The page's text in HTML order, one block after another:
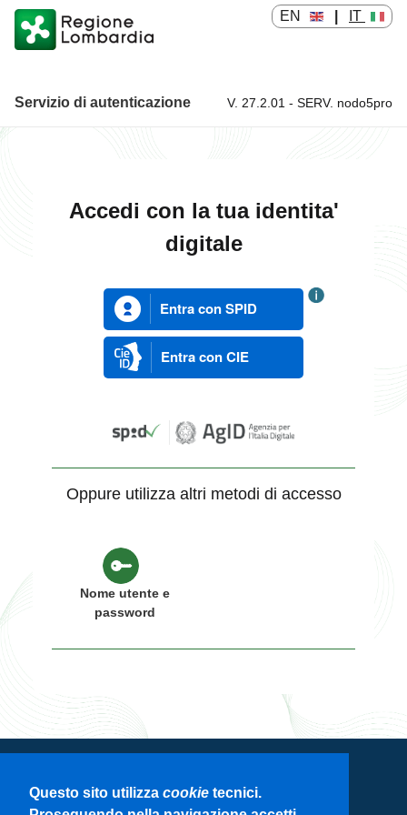
Questo sito utilizza cookie tecnici.
EN IT
Servizio di autenticazione Servizio di autenticazione
V. 27.2.01 - SERV. nodo5pro
Accedi con la tua identita'
digitale
Entra con SPID
Entra con CIE
Oppure utilizza altri metodi di accesso
Nome utente e
password
Servizio di autenticazione di Regione
Lombardia